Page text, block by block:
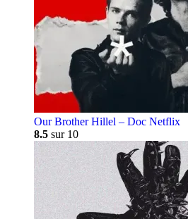
Our Brother Hillel – Doc Netflix
8.5 sur 10